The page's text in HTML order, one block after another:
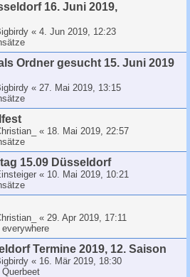
16. Juni 2019,
« 4. Jun 2019, 12:23
Ordner gesucht 15. Juni 2019
« 27. Mai 2019, 13:15
« 18. Mai 2019, 22:57
15.09 Düsseldorf
« 10. Mai 2019, 10:21
« 29. Apr 2019, 17:11
everywhere
Termine 2019, 12. Saison
« 16. Mär 2019, 18:30